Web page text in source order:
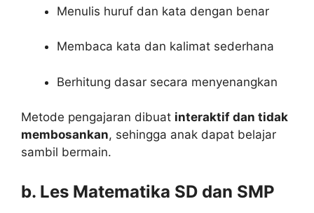
Menulis huruf dan kata dengan benar
Membaca kata dan kalimat sederhana
Berhitung dasar secara menyenangkan
Metode pengajaran dibuat interaktif dan tidak
membosankan, sehingga anak dapat belajar
sambil bermain.
b. Les Matematika SD dan SMP